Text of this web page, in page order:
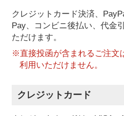
クレジットカード決済、
Pay、コンビニ後払い、代金
ただけます。
※直接投函が含まれるご注文
利用いただけません。
クレジットカード